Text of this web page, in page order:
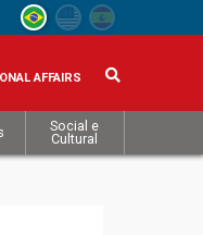
AFFAIRS
Social e
Cultural